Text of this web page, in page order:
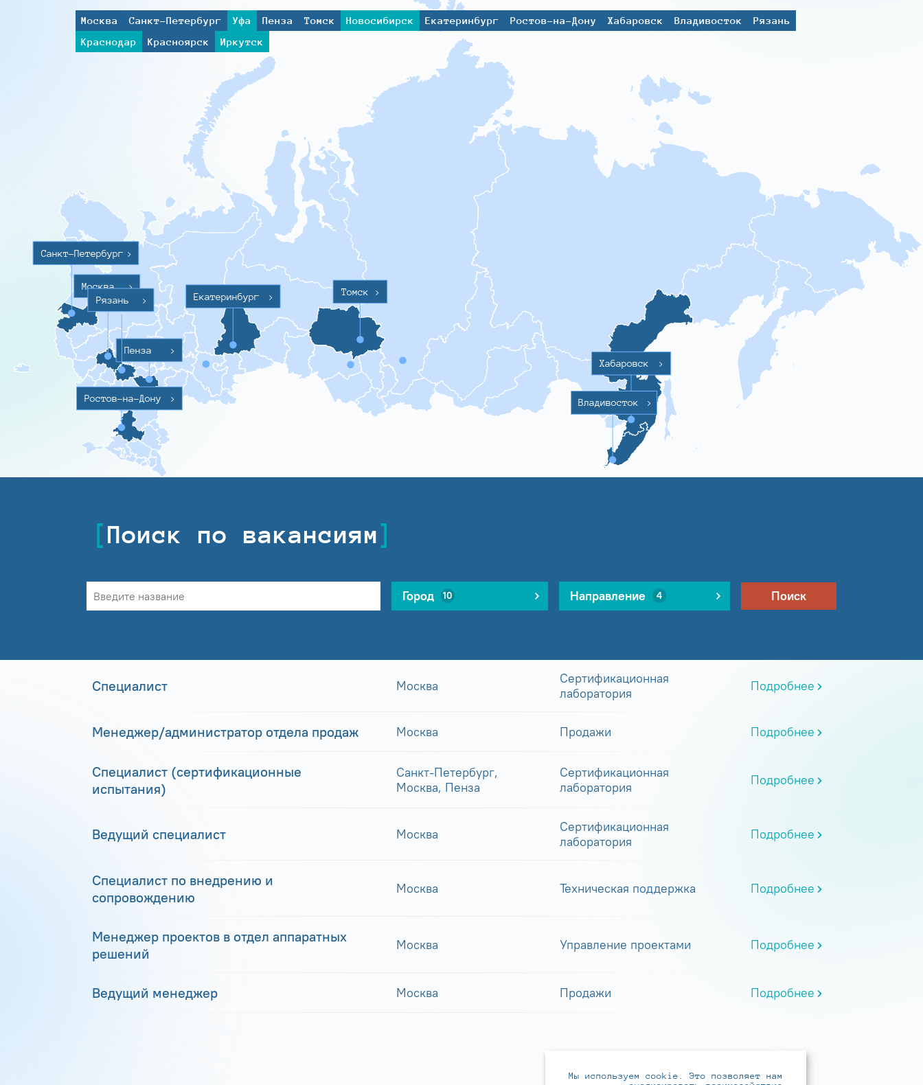
Москва Санкт-Петербург Уфа Пенза Томск Новосибирск Екатеринбург Ростов-на-Дону Хабаровск Владивосток
Рязань
Краснодар
Красноярск Иркутск
Санкт-Петербург >
Москва >
Ростов-на-Дону >
Пенза >
Екатеринбург > Томск >
Хабаровск >
Владивосток >
Рязань >
Поиск по вакансиям
Город 10 Направление 4 Поиск
Специалист Москва
Сертификационная
лаборатория
Подробнее
Менеджер/администратор отдела продаж Москва Продажи Подробнее
Специалист (сертификационные
испытания)
Санкт-Петербург,
Москва, Пенза
Сертификационная
лаборатория
Подробнее
Ведущий специалист Москва
Сертификационная
лаборатория
Подробнее
Специалист по внедрению и
сопровождению
Москва Техническая поддержка Подробнее
Менеджер проектов в отдел аппаратных
решений
Москва Управление проектами Подробнее
Ведущий менеджер Москва Продажи Подробнее
Мы используем cookie. Это позволяет нам